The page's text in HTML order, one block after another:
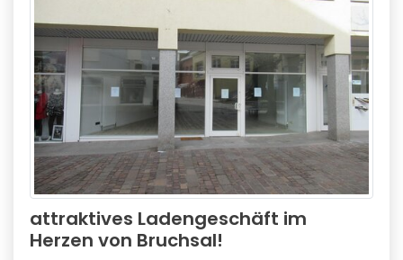
attraktives Ladengeschäft im
Herzen von Bruchsal!